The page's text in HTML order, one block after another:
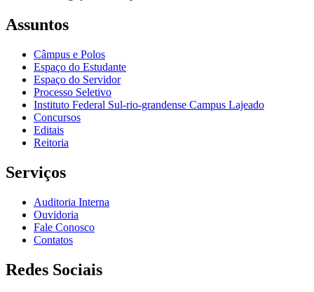
Assuntos
Câmpus e Polos
Espaço do Estudante
Espaço do Servidor
Processo Seletivo
Instituto Federal Sul-rio-grandense Campus Lajeado
Concursos
Editais
Reitoria
Serviços
Auditoria Interna
Ouvidoria
Fale Conosco
Contatos
Redes Sociais